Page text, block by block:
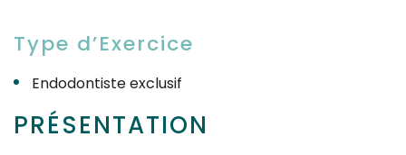
Type d’Exercice
Endodontiste exclusif
PRÉSENTATION